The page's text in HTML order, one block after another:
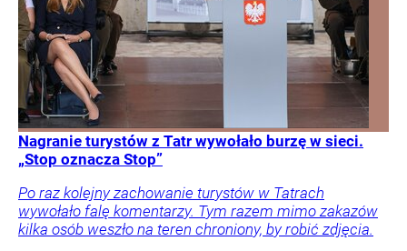
Nagranie turystów z Tatr wywołało burzę w sieci.
„Stop oznacza Stop”
Po raz kolejny zachowanie turystów w Tatrach
wywołało falę komentarzy. Tym razem mimo zakazów
kilka osób weszło na teren chroniony, by robić zdjęcia.